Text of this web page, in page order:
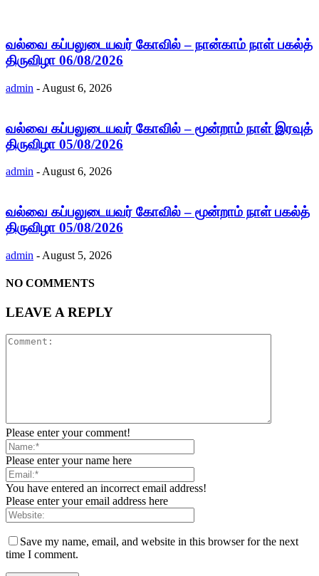
வல்வை கப்பலுடையவர் கோவில் – நான்காம் நாள் பகல்த்
திருவிழா 06/08/2026
admin - August 6, 2026
வல்வை கப்பலுடையவர் கோவில் – மூன்றாம் நாள் இரவுத்
திருவிழா 05/08/2026
admin - August 6, 2026
வல்வை கப்பலுடையவர் கோவில் – மூன்றாம் நாள் பகல்த்
திருவிழா 05/08/2026
admin - August 5, 2026
NO COMMENTS
LEAVE A REPLY
Please enter your comment!
Please enter your name here
You have entered an incorrect email address!
Please enter your email address here
Save my name, email, and website in this browser for the next
time I comment.